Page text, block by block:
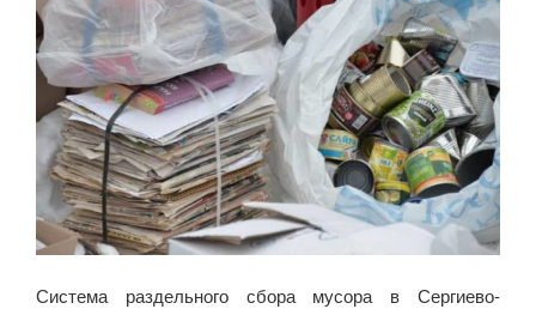
Система раздельного сбора мусора в Сергиево-